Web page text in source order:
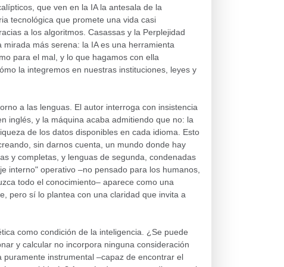
que ven en la IA la antesala de la
tecnológica que promete una vida casi
a los algoritmos. Casassas y la Perplejidad
más serena: la IA es una herramienta
para el mal, y lo que hagamos con ella
la integremos en nuestras instituciones, leyes y
a las lenguas. El autor interroga con insistencia
inglés, y la máquina acaba admitiendo que no: la
de los datos disponibles en cada idioma. Esto
sin darnos cuenta, un mundo donde hay
y completas, y lenguas de segunda, condenadas
interno" operativo –no pensado para los humanos,
todo el conocimiento– aparece como una
pero sí lo plantea con una claridad que invita a
como condición de la inteligencia. ¿Se puede
y calcular no incorpora ninguna consideración
instrumental –capaz de encontrar el